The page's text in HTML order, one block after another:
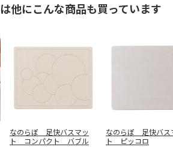
他にこんな商品も買っています
なのらぼ 足快バスマッ
ト コンパクト バブル
なのらぼ 足快バス
ト ピッコロ